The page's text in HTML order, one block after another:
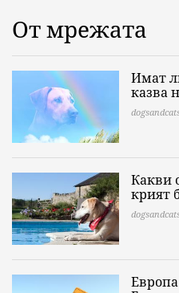
От мрежата
Имат
казва
Какви
крият